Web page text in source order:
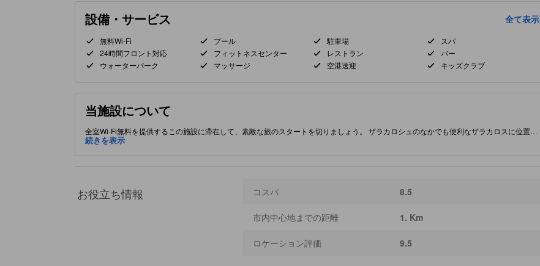
設備・サービス 全て表示
無料Wi-Fi プール 駐車場
スパ
24時間フロント対応
フィットネスセンター レストラン
バー
ウォーターパーク
マッサージ 空港送迎 キッズクラブ
当施設について
全室Wi-Fi無料を提供するこの施設に滞在して、素敵な旅のスタートを切りましょう。 ザラカロシュのなかでも便利なザラカロスに位置し
ており、観光名所や食事処に近い場所にあります。 星評価3.0を誇る当施設では質の高いおもてなしを提供しており、敷地内にてご利用い
ただけるレストラン、 ジャグジーをご用意しております。
続きを表示
お役立ち情報 コスパ 8.5
市内中心地までの距離 1. Km
ロケーション評価 9.5